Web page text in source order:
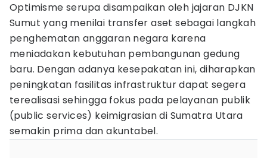
Optimisme serupa disampaikan oleh jajaran DJKN
Sumut yang menilai transfer aset sebagai langkah
penghematan anggaran negara karena
meniadakan kebutuhan pembangunan gedung
baru. Dengan adanya kesepakatan ini, diharapkan
peningkatan fasilitas infrastruktur dapat segera
terealisasi sehingga fokus pada pelayanan publik
(public services) keimigrasian di Sumatra Utara
semakin prima dan akuntabel.